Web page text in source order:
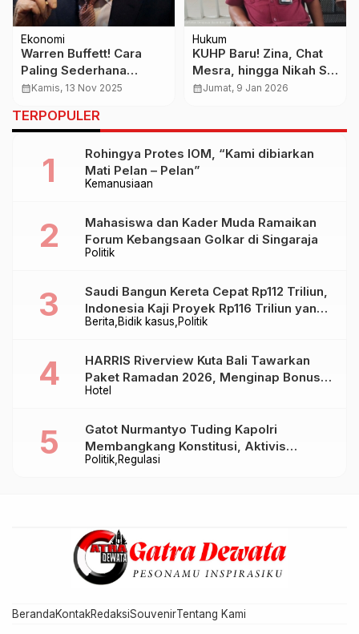
Ekonomi
Warren Buffett! Cara
Paling Sederhana
Ajarkan Anak Tentang
Krim Mereka
calendar_monthKamis, 13 Nov 2025
Hukum
KUHP Baru! Zina, Chat
Mesra, hingga Nikah Siri
Tak Otomatis Pidana
calendar_monthJumat, 9 Jan 2026
TERPOPULER
Kemanusiaan
Rohingya Protes IOM, “Kami dibiarkan
Mati Pelan – Pelan”
Politik
Mahasiswa dan Kader Muda Ramaikan
Forum Kebangsaan Golkar di Singaraja
Berita Bidik kasus Politik
Saudi Bangun Kereta Cepat Rp112 Triliun,
Indonesia Kaji Proyek Rp116 Triliun yang
Baru Sampai Bandung
Hotel
HARRIS Riverview Kuta Bali Tawarkan
Paket Ramadan 2026, Menginap Bonus
Takjil hingga Bukber Mulai Rp88.888
Politik Regulasi
Gatot Nurmantyo Tuding Kapolri
Membangkang Konstitusi, Aktivis
Tegaskan Polri Tak Punya Sejarah
BerandaKontakRedaksiSouvenirTentang Kami